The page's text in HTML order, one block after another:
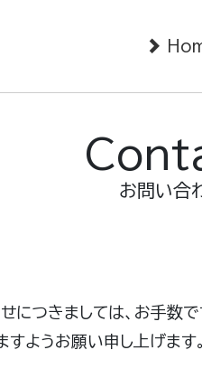
お問い合
につきましては、お手数
すようお願い申し上げま